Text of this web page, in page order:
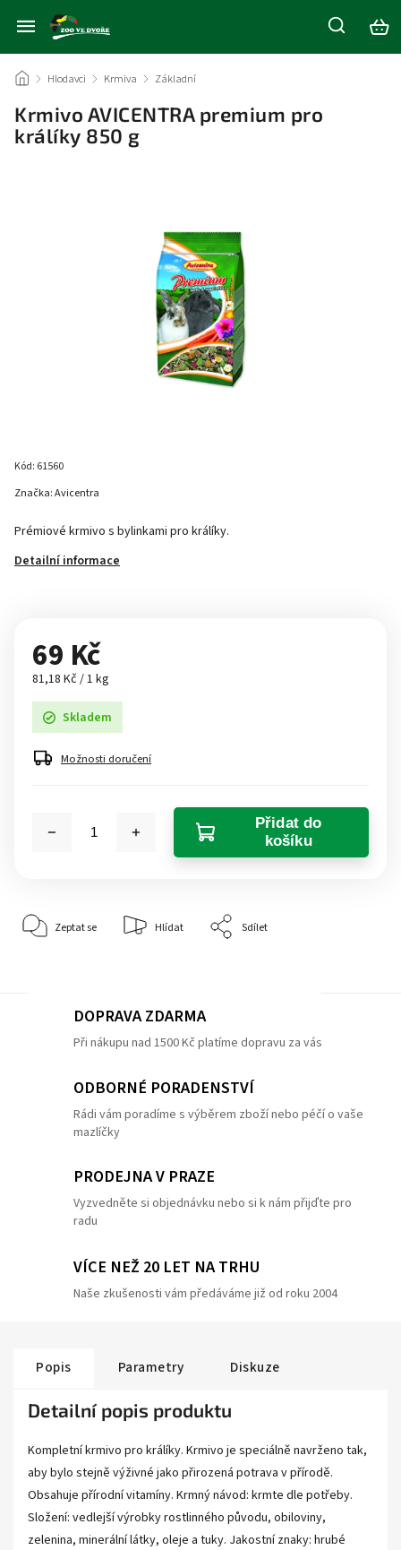
/ Hlodavci / Krmiva / Základní
Krmivo AVICENTRA premium pro
králíky 850 g
Kód: 61560
Prémiové krmivo s bylinkami pro králíky.
Detailní informace
Značka:Avicentra
69 Kč
81,18 Kč / 1 kg
Skladem
Možnosti doručení
Přidat do
košíku
Zeptat se Hlídat Sdílet
DOPRAVA ZDARMA
Při nákupu nad 1500 Kč platíme dopravu za vás
ODBORNÉ PORADENSTVÍ
Rádi vám poradíme s výběrem zboží nebo péčí o vaše
mazlíčky
PRODEJNA V PRAZE
Vyzvedněte si objednávku nebo si k nám přijďte pro
radu
VÍCE NEŽ 20 LET NA TRHU
Naše zkušenosti vám předáváme již od roku 2004
Popis Parametry Diskuze
Detailní popis produktu
Kompletní krmivo pro králíky. Krmivo je speciálně navrženo tak,
aby bylo stejně výživné jako přirozená potrava v přírodě.
Obsahuje přírodní vitamíny. Krmný návod: krmte dle potřeby.
Složení: vedlejší výrobky rostlinného původu, obiloviny,
zelenina, minerální látky, oleje a tuky. Jakostní znaky: hrubé